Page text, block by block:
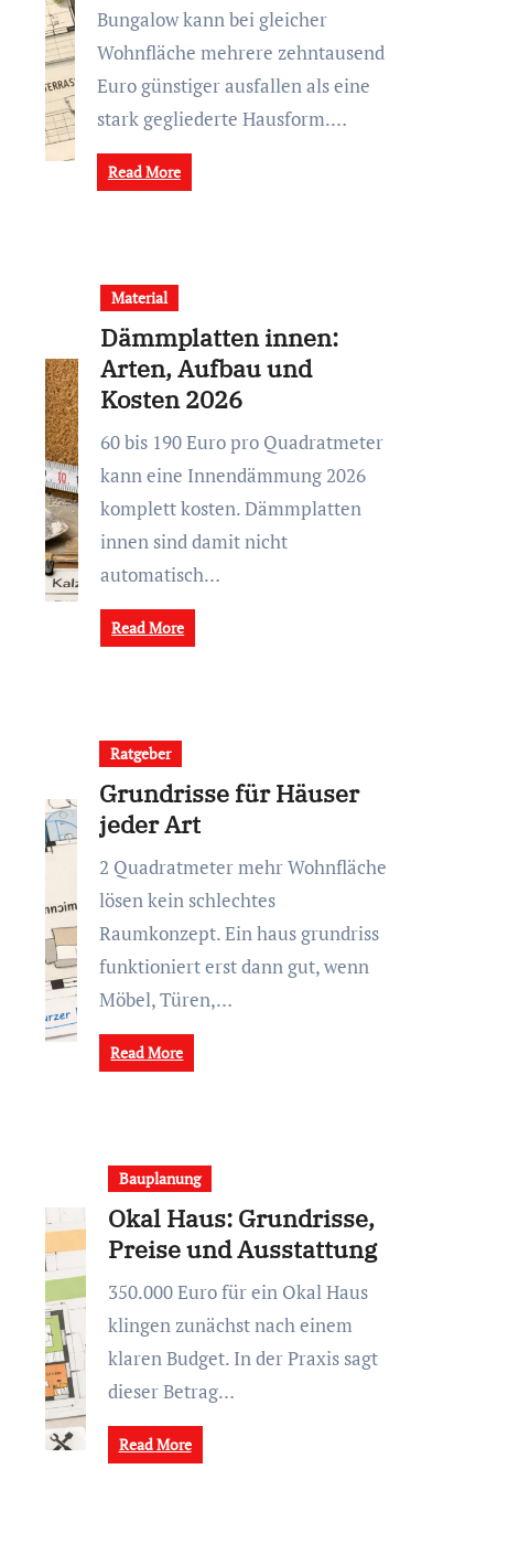
Bungalow kann bei gleicher
Wohnfläche mehrere zehntausend
Euro günstiger ausfallen als eine
stark gegliederte Hausform.…
Read More
Material
Dämmplatten innen:
Arten, Aufbau und
Kosten 2026
60 bis 190 Euro pro Quadratmeter
kann eine Innendämmung 2026
komplett kosten. Dämmplatten
innen sind damit nicht
automatisch…
Read More
Ratgeber
Grundrisse für Häuser
jeder Art
2 Quadratmeter mehr Wohnfläche
lösen kein schlechtes
Raumkonzept. Ein haus grundriss
funktioniert erst dann gut, wenn
Möbel, Türen,…
Read More
Bauplanung
Okal Haus: Grundrisse,
Preise und Ausstattung
350.000 Euro für ein Okal Haus
klingen zunächst nach einem
klaren Budget. In der Praxis sagt
dieser Betrag…
Read More